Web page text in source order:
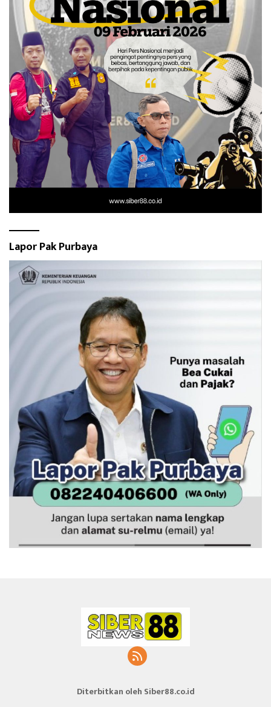
Lapor Pak Purbaya
Diterbitkan oleh Siber88.co.id